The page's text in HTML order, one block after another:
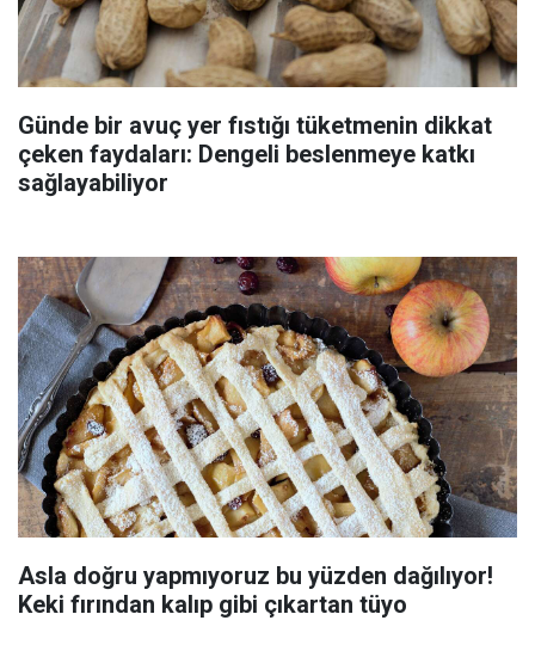
Günde bir avuç yer fıstığı tüketmenin dikkat
çeken faydaları: Dengeli beslenmeye katkı
sağlayabiliyor
Asla doğru yapmıyoruz bu yüzden dağılıyor!
Keki fırından kalıp gibi çıkartan tüyo